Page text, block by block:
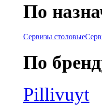
По
Сервизы столовые
По
Pillivuyt